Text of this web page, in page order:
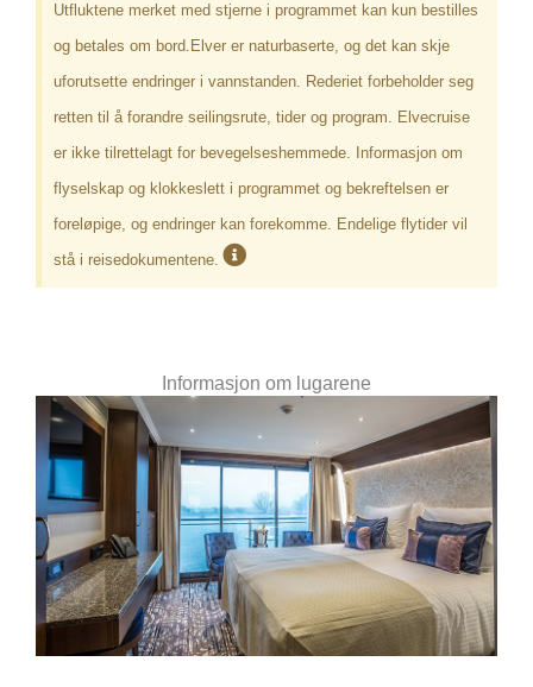
Utfluktene merket med stjerne i programmet kan kun bestilles
og betales om bord.Elver er naturbaserte, og det kan skje
uforutsette endringer i vannstanden. Rederiet forbeholder seg
retten til å forandre seilingsrute, tider og program. Elvecruise
er ikke tilrettelagt for bevegelseshemmede. Informasjon om
flyselskap og klokkeslett i programmet og bekreftelsen er
foreløpige, og endringer kan forekomme. Endelige flytider vil
stå i reisedokumentene.
Informasjon om lugarene